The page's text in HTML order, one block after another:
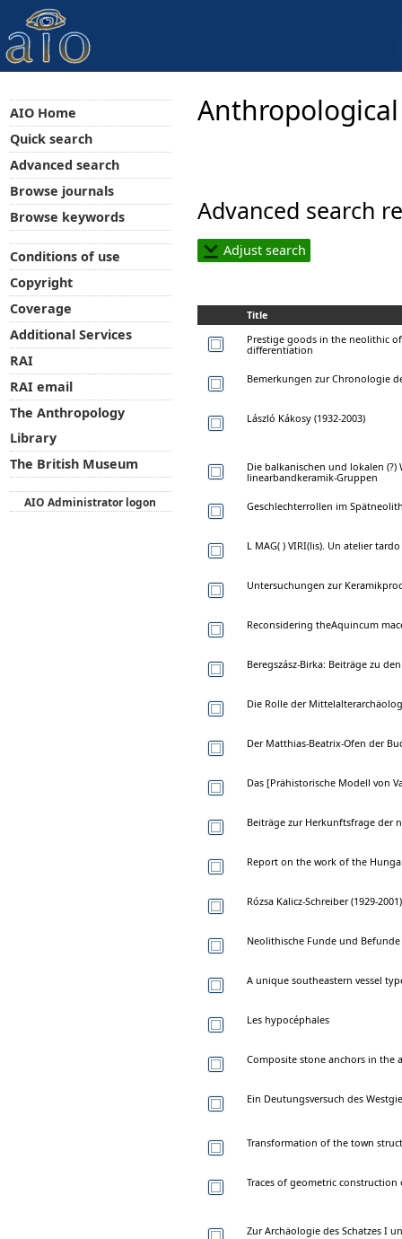
Advanced search
Adjust search
Title
Prestige goods in the neolithic
differentiation
Bemerkungen zur Chronologie
László Kákosy (1932-2003)
Die balkanischen und lokalen
linearbandkeramik-Gruppen
Geschlechterrollen im
L MAG( ) VIRI(lis). Un atelier
Untersuchungen zur
Reconsidering theAquincum
Beregszász-Birka: Beiträge zu
Die Rolle der
Der Matthias-Beatrix-Ofen der
Das [Prähistorische Modell von
Beiträge zur Herkunftsfrage der
Report on the work of the
Rózsa Kalicz-Schreiber (1929-2001)
Neolithische Funde und
A unique southeastern vessel
Les hypocéphales
Composite stone anchors in the
Ein Deutungsversuch des
Transformation of the town
Traces of geometric
Zur Archäologie des Schatzes I
AIO Home
Quick search
Advanced search
Browse journals
Browse keywords
Conditions of use
Copyright
Coverage
Additional Services
RAI
RAI email
The Anthropology
Library
The British Museum
AIO Administrator logon